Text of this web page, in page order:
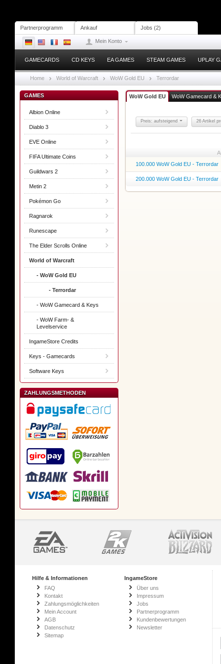
Partnerprogramm Ankauf Jobs (2)
Mein Konto
GAMECARDS CD KEYS EA GAMES STEAM GAMES UPLAY
Home World of Warcraft WoW Gold EU Terrordar
GAMES
Albion Online
Diablo 3
EVE Online
FIFA Ultimate Coins
Guildwars 2
Metin 2
Pokémon Go
Ragnarok
Runescape
The Elder Scrolls Online
World of Warcraft
- WoW Gold EU
- Terrordar
- WoW Gamecard & Keys
- WoW Farm- &
Levelservice
IngameStore Credits
Keys - Gamecards
Software Keys
ZAHLUNGSMETHODEN
WoW Gold EU WoW Gamecard &
Preis: aufsteigend 26 Artikel
100.000 WoW Gold EU - Terrordar
200.000 WoW Gold EU - Terrordar
Hilfe & Informationen
FAQ
Kontakt
Zahlungsmöglichkeiten
Mein Account
AGB
Datenschutz
Sitemap
IngameStore
Über uns
Impressum
Jobs
Partnerprogramm
Kundenbewertungen
Newsletter